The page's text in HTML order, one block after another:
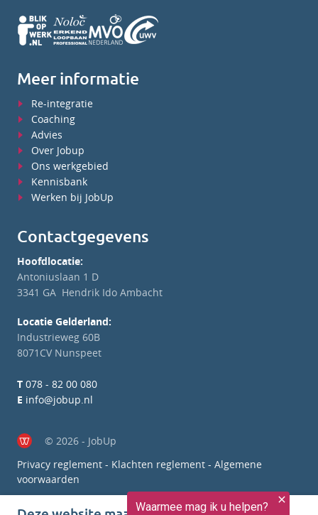
Meer informatie
Re-integratie
Coaching
Advies
Over Jobup
Ons werkgebied
Kennisbank
Werken bij JobUp
Contactgegevens
Hoofdlocatie:
Antoniuslaan 1 D
3341 GA Hendrik Ido Ambacht
Locatie Gelderland:
Industrieweg 60B
8071CV Nunspeet
T 078 - 82 00 080
E info@jobup.nl
© 2026 - JobUp
Privacy reglement - Klachten reglement - Algemene
voorwaarden